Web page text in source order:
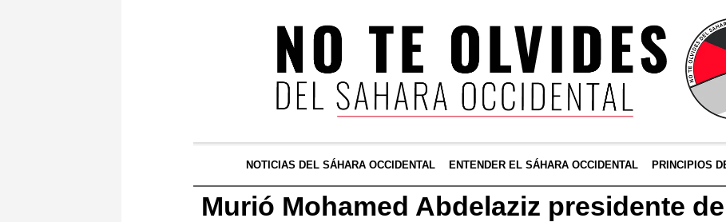
NOTICIAS DEL SÁHARA OCCIDENTAL ENTENDER EL SÁHARA OCCIDENTAL PRINCIPIOS
Murió Mohamed Abdelaziz presidente